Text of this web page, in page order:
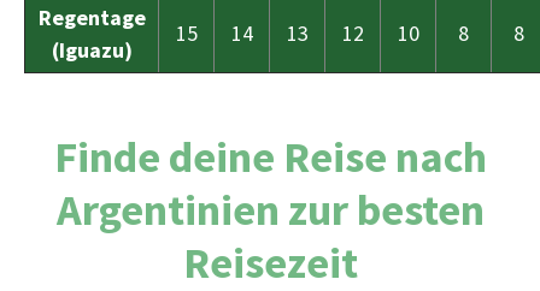
Regentage
(Iguazu)
15 14 13 12 10 8 8
Finde deine Reise nach
Argentinien zur besten
Reisezeit